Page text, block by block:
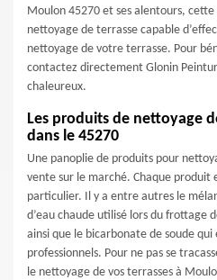
Moulon 45270 et ses alentours,
nettoyage de terrasse capable
nettoyage de votre terrasse. Pour
contactez directement Glonin
chaleureux.
Les produits de nettoyage
dans le 45270
Une panoplie de produits pour
vente sur le marché. Chaque produit
particulier. Il y a entre autres le
d’eau chaude utilisé lors du frottage
ainsi que le bicarbonate de soude
professionnels. Pour ne pas se
le nettoyage de vos terrasses à